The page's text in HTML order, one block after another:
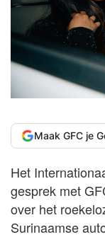
Maak GFC je
Het
gesprek met
over het
Surinaamse